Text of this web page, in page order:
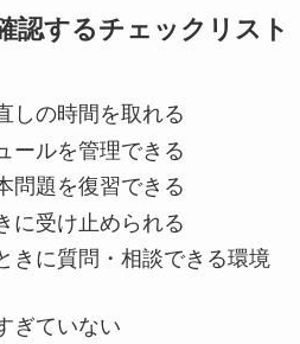
認するチェックリスト
しの時間を取れる
ールを管理できる
問題を復習できる
に受け止められる
きに質問・相談できる環境
ぎていない